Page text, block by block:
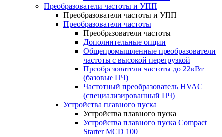
Преобразователи частоты и УПП
Преобразователи частоты и УПП
Преобразователи частоты
Преобразователи частоты
Дополнительные опции
Общепромышленные преобразователи
частоты с высокой перегрузкой
Преобразователи частоты до 22кВт
(базовые ПЧ)
Частотный преобразователь HVAC
(специализированный ПЧ)
Устройства плавного пуска
Устройства плавного пуска
Устройства плавного пуска Compact
Starter MCD 100